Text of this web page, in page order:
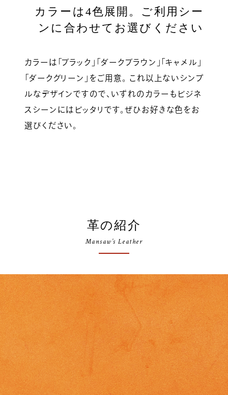
カラーは4色展開。ご利用シー
ンに合わせてお選びください
カラーは「ブラック」「ダークブラウン」「キャメル」
「ダークグリーン」をご用意。 これ以上ないシンプ
ルなデザインですので、いずれのカラーもビジネ
スシーンにはピッタリです。ぜひお好きな色をお
選びください。
革の紹介
Mansaw’s Leather